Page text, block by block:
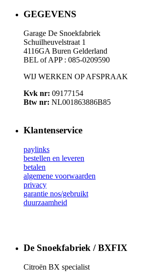
GEGEVENS
Garage De Snoekfabriek
Schuilheuvelstraat 1
4116GA Buren Gelderland
BEL of APP : 085-0209590
WIJ WERKEN OP AFSPRAAK
Kvk nr: 09177154
Btw nr: NL001863886B85
Klantenservice
paylinks
bestellen en leveren
betalen
algemene voorwaarden
privacy
garantie nos/gebruikt
duurzaamheid
De Snoekfabriek / BXFIX
Citroën BX specialist